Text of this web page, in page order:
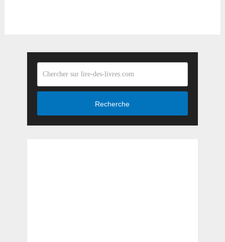
Recherche